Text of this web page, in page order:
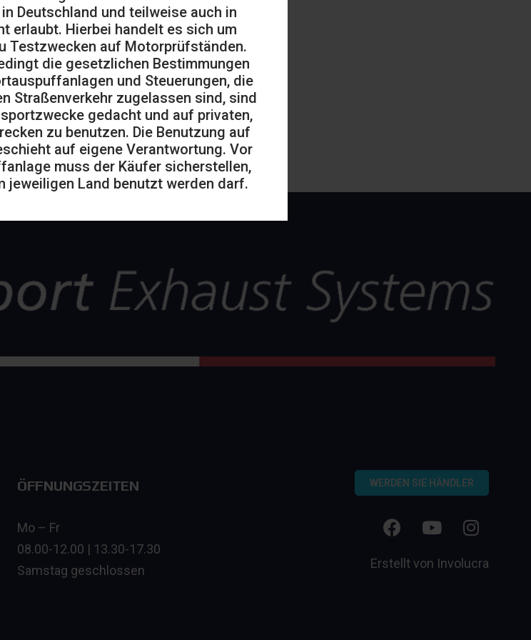
Deutschland und teilweise auch in
erlaubt. Hierbei handelt es sich um
Testzwecken auf Motorprüfständen.
die gesetzlichen Bestimmungen
und Steuerungen, die
Straßenverkehr zugelassen sind, sind
gedacht und auf privaten,
zu benutzen. Die Benutzung auf
auf eigene Verantwortung. Vor
muss der Käufer sicherstellen,
jeweiligen Land benutzt werden darf.
ÖFFNUNGSZEITEN
Mo – Fr
08.00-12.00 | 13.30-17.30
Samstag geschlossen
WERDEN SIE HÄNDLER
Erstellt von Involucra